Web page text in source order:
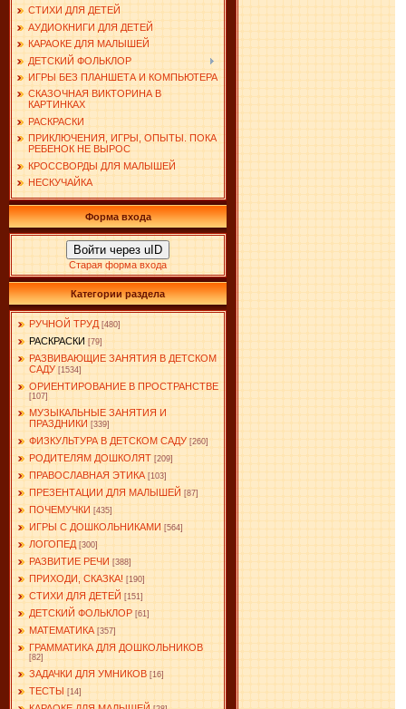
СТИХИ ДЛЯ ДЕТЕЙ
АУДИОКНИГИ ДЛЯ ДЕТЕЙ
КАРАОКЕ ДЛЯ МАЛЫШЕЙ
ДЕТСКИЙ ФОЛЬКЛОР
ИГРЫ БЕЗ ПЛАНШЕТА И КОМПЬЮТЕРА
СКАЗОЧНАЯ ВИКТОРИНА В
КАРТИНКАХ
РАСКРАСКИ
ПРИКЛЮЧЕНИЯ, ИГРЫ, ОПЫТЫ. ПОКА
РЕБЕНОК НЕ ВЫРОС
КРОССВОРДЫ ДЛЯ МАЛЫШЕЙ
НЕСКУЧАЙКА
Форма входа
Войти через uID
Старая форма входа
Категории раздела
РУЧНОЙ ТРУД [480]
РАСКРАСКИ [79]
РАЗВИВАЮЩИЕ ЗАНЯТИЯ В ДЕТСКОМ
САДУ [1534]
ОРИЕНТИРОВАНИЕ В ПРОСТРАНСТВЕ
[107]
МУЗЫКАЛЬНЫЕ ЗАНЯТИЯ И
ПРАЗДНИКИ [339]
ФИЗКУЛЬТУРА В ДЕТСКОМ САДУ [260]
РОДИТЕЛЯМ ДОШКОЛЯТ [209]
ПРАВОСЛАВНАЯ ЭТИКА [103]
ПРЕЗЕНТАЦИИ ДЛЯ МАЛЫШЕЙ [87]
ПОЧЕМУЧКИ [435]
ИГРЫ С ДОШКОЛЬНИКАМИ [564]
ЛОГОПЕД [300]
РАЗВИТИЕ РЕЧИ [388]
ПРИХОДИ, СКАЗКА! [190]
СТИХИ ДЛЯ ДЕТЕЙ [151]
ДЕТСКИЙ ФОЛЬКЛОР [61]
МАТЕМАТИКА [357]
ГРАММАТИКА ДЛЯ ДОШКОЛЬНИКОВ
[82]
ЗАДАЧКИ ДЛЯ УМНИКОВ [16]
ТЕСТЫ [14]